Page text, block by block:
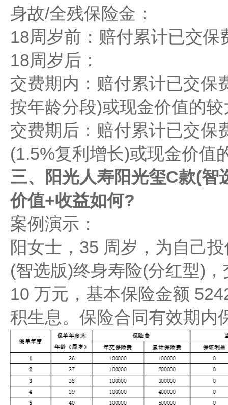
身故/全残保险金​​：
​​18周岁前​​：赔付累计已交
​​18周岁后​​：
交费期内​​：赔付累计已交保
按年龄分段)或现金价值的较
交费期后​​：赔付累计已交保
(1.5%复利增长)或现金价值
三、阳光人寿阳光玺C款(智
价值+收益如何?
案例演示：
阳女士，35 周岁，为自己
(智选版)终身寿险(分红型)
10 万元，基本保险金额
积生息。保险合同有效期内